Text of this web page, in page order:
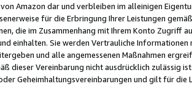
von Amazon dar und verbleiben im alleinigen
für die Erbringung Ihrer Leistungen
die im Zusammenhang mit Ihrem Konto
einhalten. Sie werden Vertrauliche
und alle angemessenen Maßnahmen
dieser Vereinbarung nicht ausdrücklich zulässig
Geheimhaltungsvereinbarungen und gilt für die